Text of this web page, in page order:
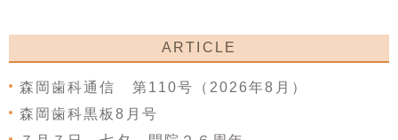
ARTICLE
森岡歯科通信 第110号（2026年8月）
森岡歯科黒板8月号